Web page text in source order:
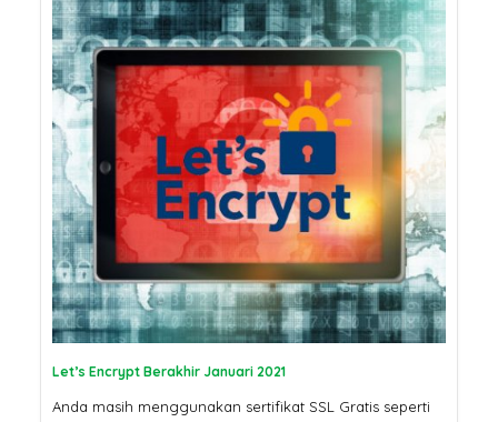
Let’s Encrypt Berakhir Januari 2021
Anda masih menggunakan sertifikat SSL Gratis seperti
Sertifikat SSL Masa
Berlaku Singkat: Dampak
dan Solusinya
Sertifikat SSL: Mengapa
Bisnis Anda Bisa Lumpuh
Tanpanya?
SSL Certificate: Mengapa
Harganya Berbeda? Ini
Penjelasannya
SSL Certificate
Apa Saja
Utamanya?
Kenapa
Sertifikat SSL
Tembus
Pertama Google di 2026?
SSL
Jangan